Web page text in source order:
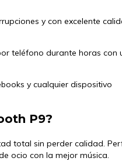
y con excelente
teléfono durante horas con
y cualquier dispositivo
P9?
total sin perder calidad.
ocio con la mejor música.